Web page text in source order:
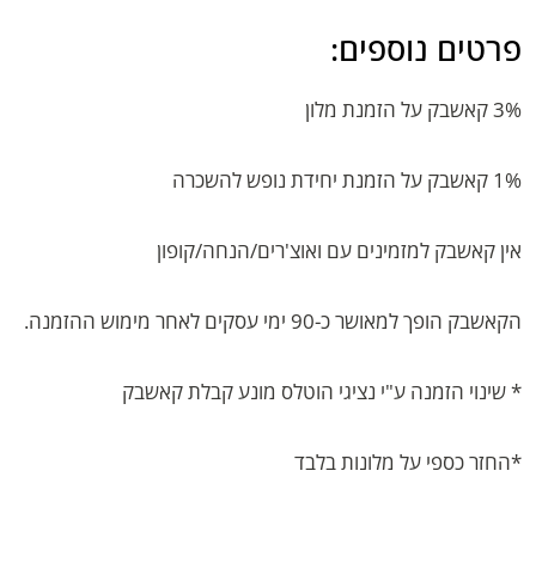
פרטים נוספים:
3% קאשבק על הזמנת מלון
1% קאשבק על הזמנת יחידת נופש להשכרה
אין קאשבק למזמינים עם ואוצ'רים/הנחה/קופון
הקאשבק הופך למאושר כ-90 ימי עסקים לאחר מימוש ההזמנה.
* שינוי הזמנה ע"י נציגי הוטלס מונע קבלת קאשבק
*החזר כספי על מלונות בלבד